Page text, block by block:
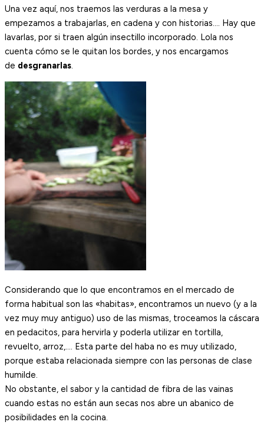
Una vez aquí, nos traemos las verduras a la mesa y
empezamos a trabajarlas, en cadena y con historias…. Hay que
lavarlas, por si traen algún insectillo incorporado. Lola nos
cuenta cómo se le quitan los bordes, y nos encargamos
de desgranarlas.
Considerando que lo que encontramos en el mercado de
forma habitual son las «habitas», encontramos un nuevo (y a la
vez muy muy antiguo) uso de las mismas, troceamos la cáscara
en pedacitos, para hervirla y poderla utilizar en tortilla,
revuelto, arroz,…. Esta parte del haba no es muy utilizado,
porque estaba relacionada siempre con las personas de clase
humilde.
No obstante, el sabor y la cantidad de fibra de las vainas
cuando estas no están aun secas nos abre un abanico de
posibilidades en la cocina.